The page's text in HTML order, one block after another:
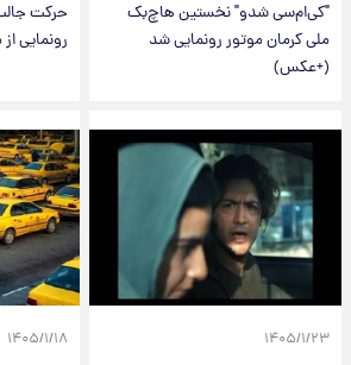
"کی‌ام‌سی شدو" نخستین هاچ‌بک
ملی کرمان موتور رونمایی شد
(+عکس)
حرکت
رونمایی
۱۴۰۵/۱/۲۳ ۱۴۰۵/۱/۱۸